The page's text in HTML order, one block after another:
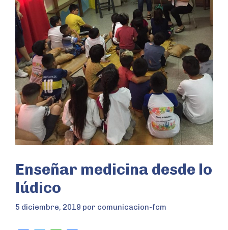
Enseñar medicina desde lo
lúdico
5 diciembre, 2019 por comunicacion-fcm